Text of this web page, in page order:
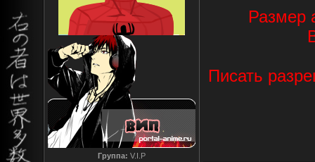
Группа: V.I.P
Размер
Писать